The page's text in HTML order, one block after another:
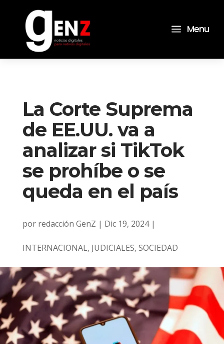
a Menu
La Corte Suprema
de EE.UU. va a
analizar si TikTok
se prohíbe o se
queda en el país
por redacción GenZ | Dic 19, 2024|
INTERNACIONAL, JUDICIALES, SOCIEDAD